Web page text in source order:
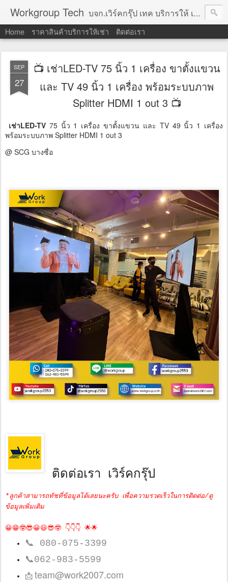
Workgroup Tech บจก.เวิร์คกรุ๊ป เทค บริการให้ เช่าคอมพิวเตอร์ โน้ตบุ๊ค โปรเจคเตอร์ ทีวีจอแบน จอทัชสกรีน ตู้คีออส วีดีโอวอล และอุปกรณ์อื่น ๆ บริการให้เช่าเป็น รายวัน
Home ราคาสินค้าบริการให้เช่า ติดต่อเรา
SEP
27
📺 เช่าLED-TV 75 นิ้ว 1 เครื่อง ขาตั้งแขวน
และ TV 49 นิ้ว 1 เครื่อง พร้อมระบบภาพ
Splitter HDMI 1 out 3 📺
เช่าLED-TV75 นิ้ว 1 เครื่อง ขาตั้งแขวน และ TV 49 นิ้ว 1 เครื่อง
พร้อมระบบภาพ Splitter HDMI 1 out 3
@ SCG บางซื่อ
ติดต่อเรา เวิร์คกรุ๊ป
*ลูกค้าสามารถทัชที่ข้อมูลได้เลยนะครับ เพื่อความรวดเร็วในการติดต่อ/ดู
ข้อมูลเพิ่มเติม
😀😁🤓😎😀😃😎🤓 👇👇👇 🌟🌟
📞 080-075-3399
📞062-983-5599
📩team@work2007.com